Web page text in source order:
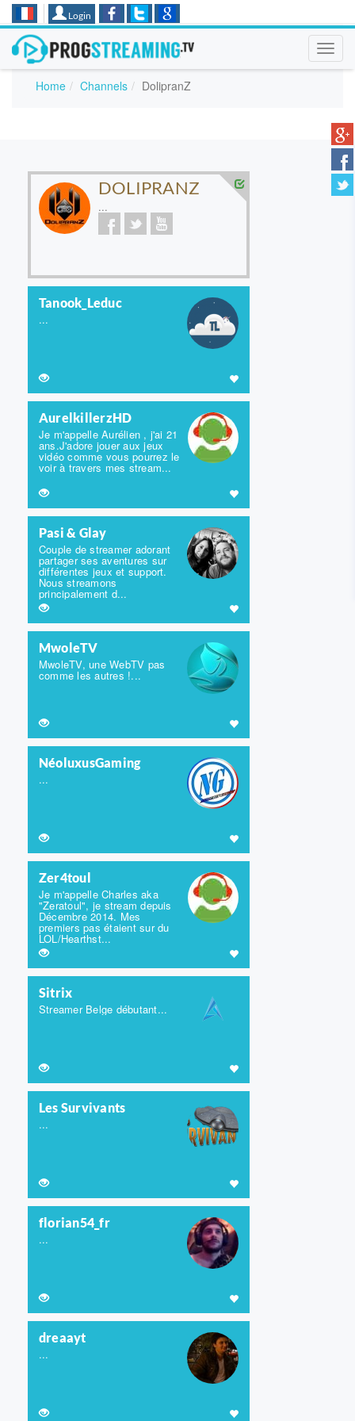
Login
Home Channels DolipranZ
DOLIPRANZ
...
Tanook_Leduc
...
AurelkillerzHD
Je m'appelle Aurélien , j'ai 21
ans.J'adore jouer aux jeux
vidéo comme vous pourrez le
voir à travers mes stream...
Pasi & Glay
Couple de streamer adorant
partager ses aventures sur
différentes jeux et support.
Nous streamons
principalement d...
MwoleTV
MwoleTV, une WebTV pas
comme les autres !...
NéoluxusGaming
...
Zer4toul
Je m'appelle Charles aka
"Zeratoul", je stream depuis
Décembre 2014. Mes
premiers pas étaient sur du
LOL/Hearthst...
Sitrix
Streamer Belge débutant...
Les Survivants
...
florian54_fr
...
dreaayt
...